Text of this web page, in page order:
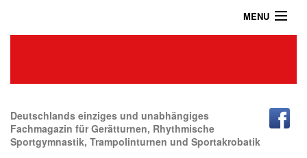
MENU
Abonnieren
Shop
Deutschlands einziges und unabhängiges
Fachmagazin für Gerätturnen, Rhythmische
Sportgymnastik, Trampolinturnen und Sportakrobatik